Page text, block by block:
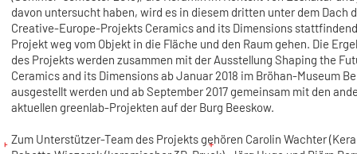
davon untersucht haben, wird es in diesem dritten unter dem Dach
Creative-Europe-Projekts Ceramics and its Dimensions
Projekt weg vom Objekt in die Fläche und den Raum gehen. Die
des Projekts werden zusammen mit der Ausstellung Shaping the
Ceramics and its Dimensions ab Januar 2018 im Bröhan-Museum
ausgestellt werden und ab September 2017 gemeinsam mit den
aktuellen greenlab-Projekten auf der Burg Beeskow.
Zum Unterstützer-Team des Projekts gehören Carolin Wachter